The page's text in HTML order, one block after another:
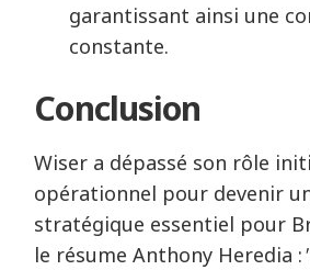
garantissant ainsi une
constante.
Conclusion
Wiser a dépassé son rôle
opérationnel pour devenir
stratégique essentiel pour
le résume Anthony Heredia :